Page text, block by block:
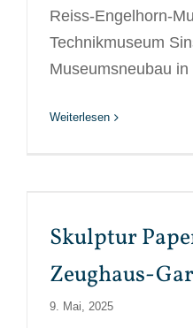
Reiss-Engelhorn-
Technikmuseum
Museumsneubau in
Weiterlesen
Skulptur
Zeughaus-
9. Mai, 2025